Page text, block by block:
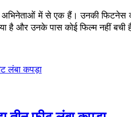
में से एक हैं। उनकी फिटनेस
है और उनके पास कोई फिल्म नहीं